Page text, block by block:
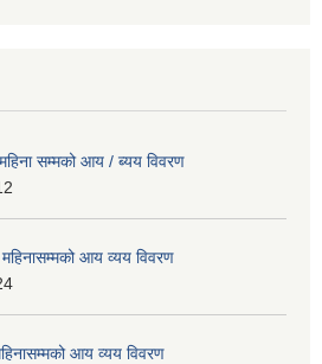
सम्मको आय / ब्यय विवरण
आय व्यय विवरण
आय व्यय विवरण